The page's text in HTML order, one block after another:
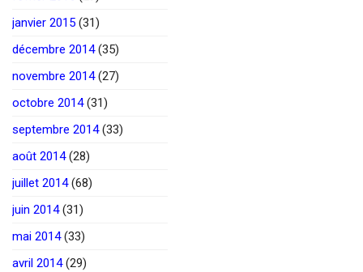
janvier 2015 (31)
décembre 2014(35)
novembre 2014(27)
octobre 2014(31)
septembre 2014(33)
août 2014(28)
juillet 2014(68)
juin 2014(31)
mai 2014(33)
avril 2014(29)